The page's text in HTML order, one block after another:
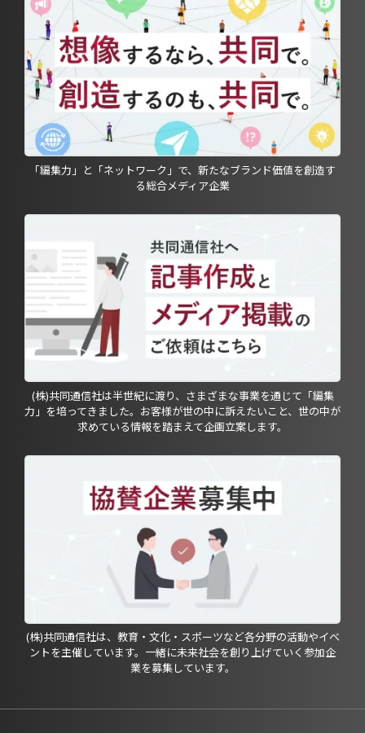
「編集力」と「ネットワーク」で、新たなブランド価値を創造す
る総合メディア企業
(株)共同通信社は半世紀に渡り、さまざまな事業を通じて「編集
力」を培ってきました。お客様が世の中に訴えたいこと、世の中が
求めている情報を踏まえて企画立案します。
(株)共同通信社は、教育・文化・スポーツなど各分野の活動やイベ
ントを主催しています。一緒に未来社会を創り上げていく参加企
業を募集しています。